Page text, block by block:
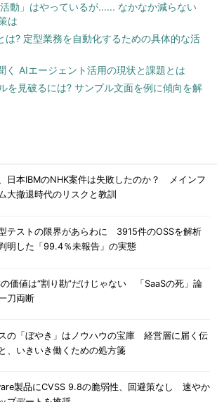
動」はやっているが...... なかなか減らない
は
は? 定型業務を自動化するための具体的な活
く AIエージェント活用の現状と課題とは
を見破るには? サンプル文面を例に傾向を解
日本IBMのNHK案件は失敗したのか？ メインフ
大撤退時代のリスクと教訓
テストの限界があらわに 3915件のOSSを解析
明した「99.4％未報告」の実態
の価値は“割り勘”だけじゃない 「SaaSの死」論
刀両断
の「ぼやき」はノウハウの宝庫 経営層に届く伝
、いきいき働くための処方箋
製品にCVSS 9.8の脆弱性、回避策なし 速やか